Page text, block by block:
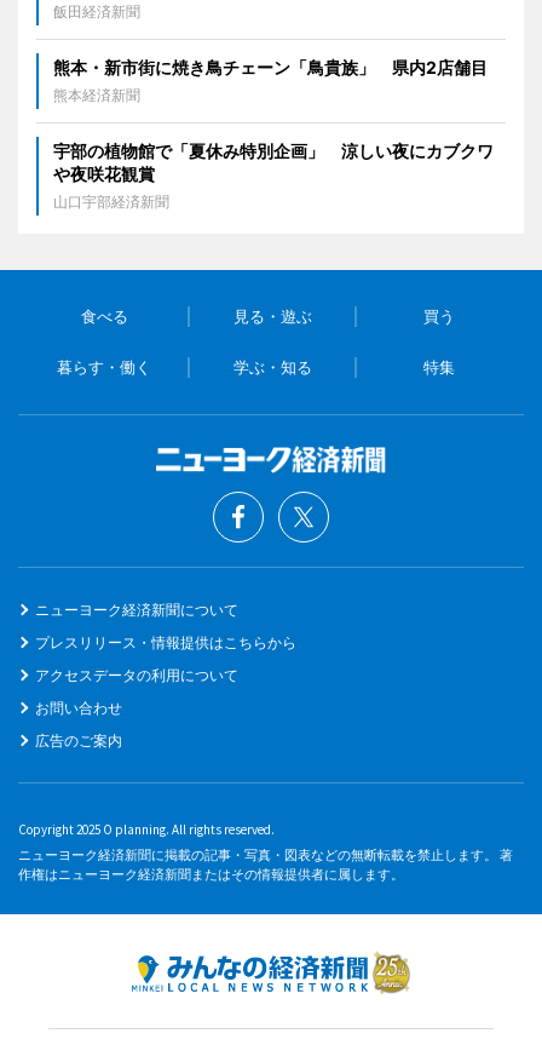
飯田経済新聞
熊本・新市街に焼き鳥チェーン「鳥貴族」 県内2店舗目
熊本経済新聞
宇部の植物館で「夏休み特別企画」 涼しい夜にカブクワ
や夜咲花観賞
山口宇部経済新聞
食べる 見る・遊ぶ 買う
暮らす・働く 学ぶ・知る 特集
ニューヨーク経済新聞について
プレスリリース・情報提供はこちらから
アクセスデータの利用について
お問い合わせ
広告のご案内
Copyright 2025 O planning. All rights reserved.
ニューヨーク経済新聞に掲載の記事・写真・図表などの無断転載を禁止します。 著
作権はニューヨーク経済新聞またはその情報提供者に属します。